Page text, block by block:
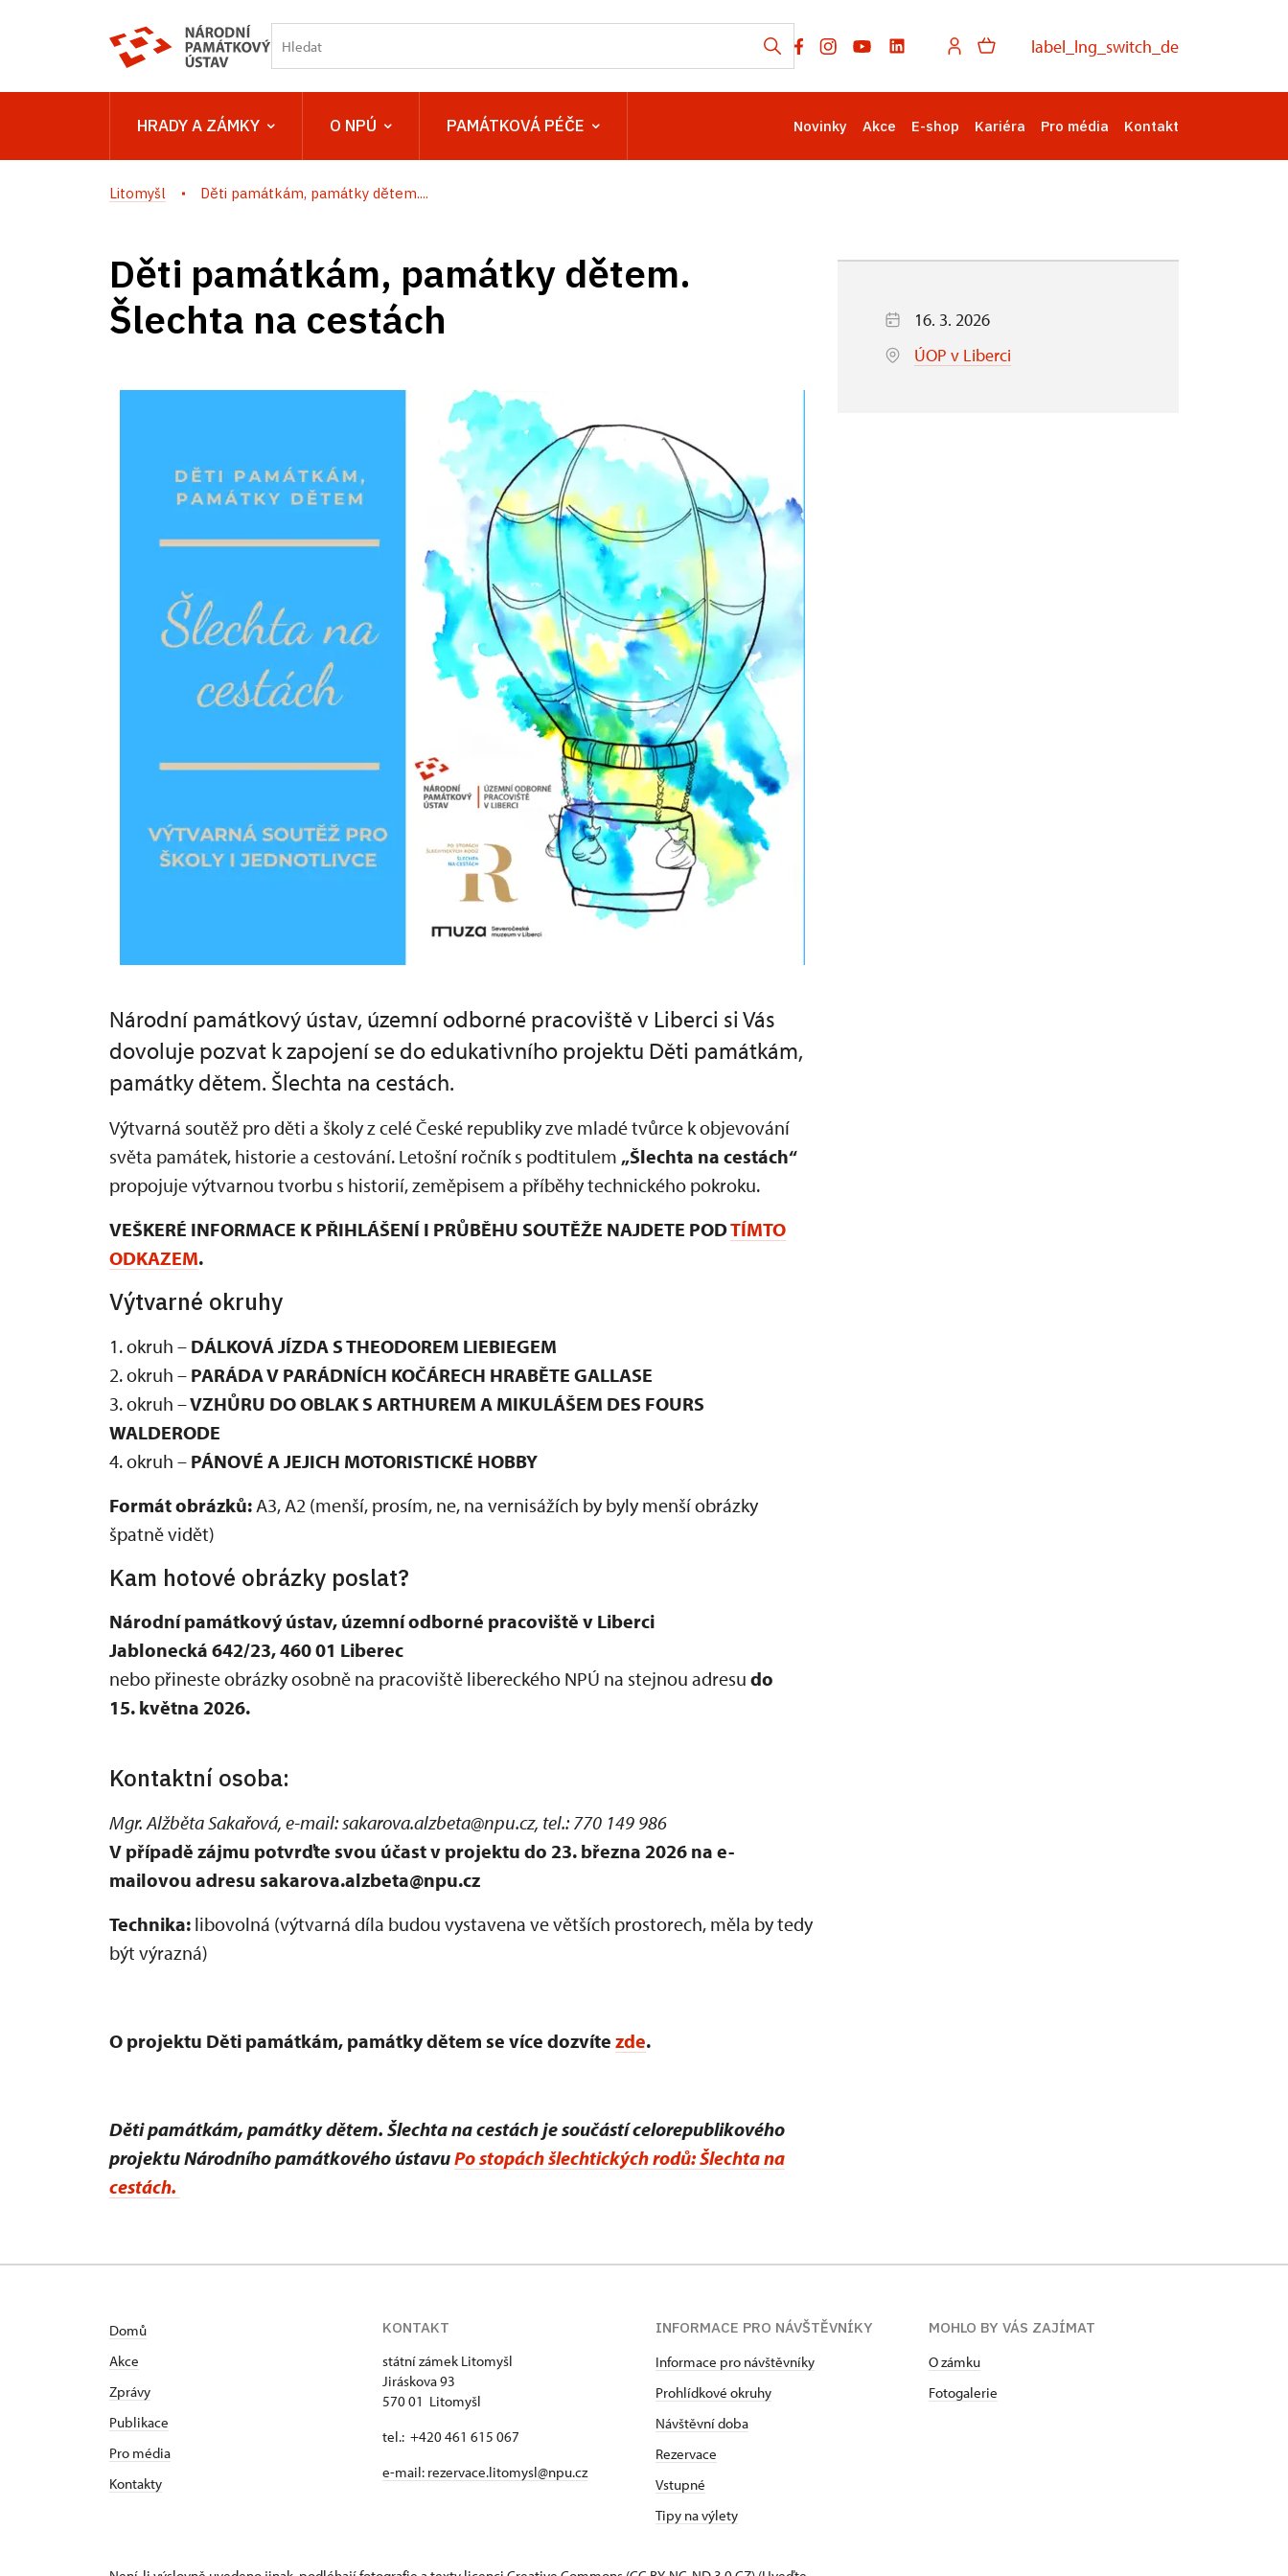
label_lng_switch_de
HRADY A ZÁMKY O NPÚ PAMÁTKOVÁ PÉČE Novinky Akce E-shop Kariéra Pro média Kontakt
Litomyšl Děti památkám, památky dětem....
Děti památkám, památky dětem.
Šlechta na cestách
Národní památkový ústav, územní odborné pracoviště v Liberci si Vás
dovoluje pozvat k zapojení se do edukativního projektu Děti památkám,
památky dětem. Šlechta na cestách.
Výtvarná soutěž pro děti a školy z celé České republiky zve mladé tvůrce k objevování
světa památek, historie a cestování. Letošní ročník s podtitulem „Šlechta na cestách“
propojuje výtvarnou tvorbu s historií, zeměpisem a příběhy technického pokroku.
VEŠKERÉ INFORMACE K PŘIHLÁŠENÍ I PRŮBĚHU SOUTĚŽE NAJDETE PODTÍMTO
ODKAZEM.
Výtvarné okruhy
1. okruh – DÁLKOVÁ JÍZDA S THEODOREM LIEBIEGEM
2. okruh – PARÁDA V PARÁDNÍCH KOČÁRECH HRABĚTE GALLASE
3. okruh –VZHŮRU DO OBLAK S ARTHUREM A MIKULÁŠEM DES FOURS
WALDERODE
4. okruh – PÁNOVÉ A JEJICH MOTORISTICKÉ HOBBY
Formát obrázků: A3, A2 (menší, prosím, ne, na vernisážích by byly menší obrázky
špatně vidět)
Kam hotové obrázky poslat?
Národní památkový ústav, územní odborné pracoviště v Liberci
Jablonecká 642/23, 460 01 Liberec
nebo přineste obrázky osobně na pracoviště libereckého NPÚ na stejnou adresu do
15. května 2026.
Kontaktní osoba:
Mgr. Alžběta Sakařová, e-mail: sakarova.alzbeta@npu.cz, tel.: 770 149 986
V případě zájmu potvrďte svou účast v projektu do 23. března 2026 na e-
mailovou adresu sakarova.alzbeta@npu.cz
Technika: libovolná (výtvarná díla budou vystavena ve větších prostorech, měla by tedy
být výrazná)
O projektu Děti památkám, památky dětem se více dozvíte zde.
Děti památkám, památky dětem. Šlechta na cestách je součástí celorepublikového
projektu Národního památkového ústavuPo stopách šlechtických rodů: Šlechta na
cestách.
16. 3. 2026
ÚOP v Liberci
Domů
Akce
Zprávy
Publikace
Pro média
Kontakty
KONTAKT
státní zámek Litomyšl
Jiráskova 93
570 01 Litomyšl
tel.: +420 461 615 067
e-mail: rezervace.litomysl@npu.cz
INFORMACE PRO NÁVŠTĚVNÍKY
Informace pro návštěvníky
Prohlídkové okruhy
Návštěvní doba
Rezervace
Vstupné
Tipy na výlety
MOHLO BY VÁS ZAJÍMAT
O zámku
Fotogalerie